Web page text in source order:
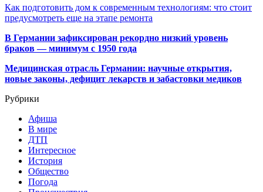
Как подготовить дом к современным технологиям: что стоит
предусмотреть еще на этапе ремонта
В Германии зафиксирован рекордно низкий уровень
браков — минимум с 1950 года
Медицинская отрасль Германии: научные открытия,
новые законы, дефицит лекарств и забастовки медиков
Рубрики
Афиша
В мире
ДТП
Интересное
История
Общество
Погода